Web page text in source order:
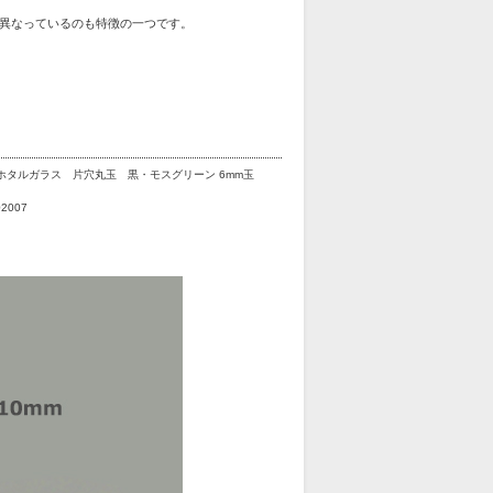
なっているのも特徴の一つです。
タルガラス 片穴丸玉 黒・モスグリーン 6mm玉